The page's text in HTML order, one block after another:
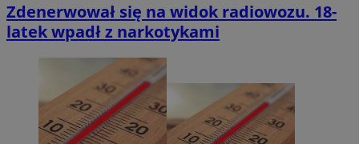
Zdenerwował się na widok radiowozu. 18-
latek wpadł z narkotykami